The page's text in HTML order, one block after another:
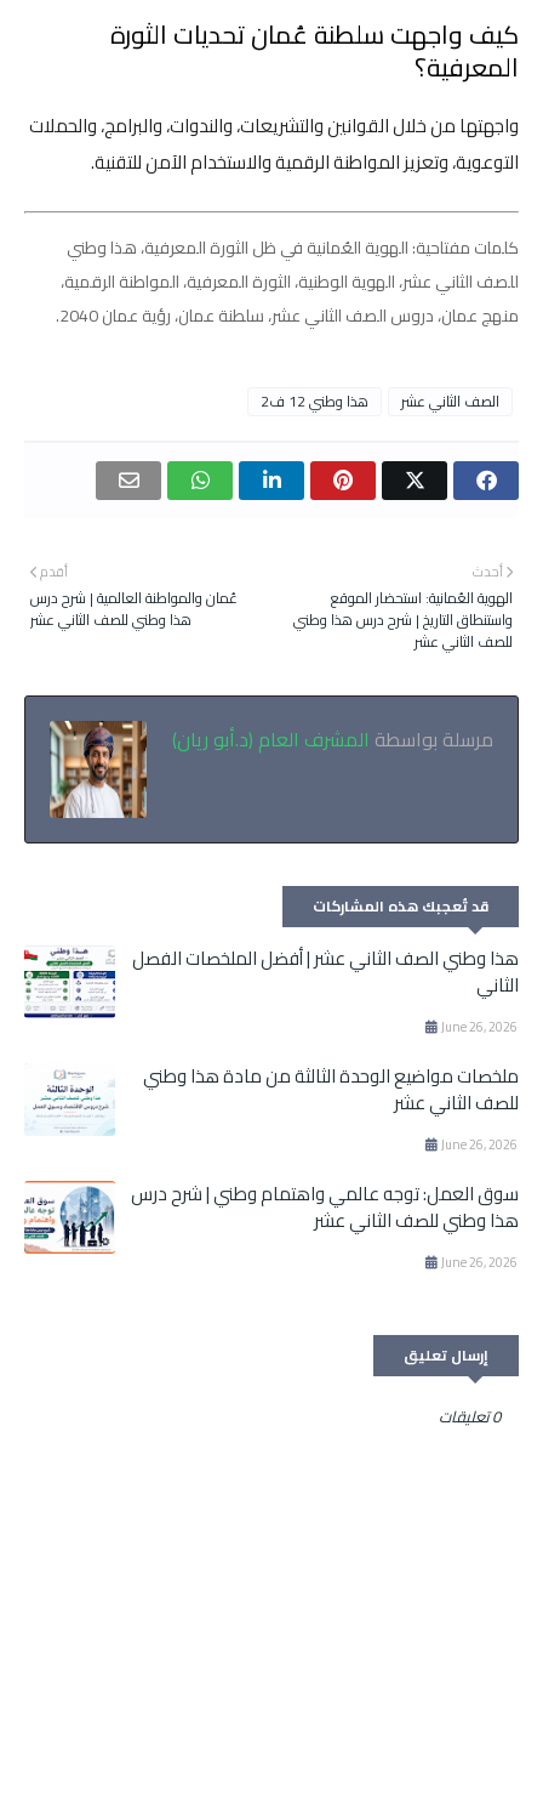
كيف واجهت سلطنة عُمان تحديات الثورة
المعرفية؟
واجهتها من خلال القوانين والتشريعات، والندوات، والبرامج، والحملات
التوعوية، وتعزيز المواطنة الرقمية والاستخدام الآمن للتقنية.
كلمات مفتاحية: الهوية العُمانية في ظل الثورة المعرفية، هذا وطني
للصف الثاني عشر، الهوية الوطنية، الثورة المعرفية، المواطنة الرقمية،
منهج عمان، دروس الصف الثاني عشر، سلطنة عمان، رؤية عمان 2040.
الصف الثاني عشر هذا وطني 12 ف2
أحدث
الهوية العُمانية: استحضار الموقع
واستنطاق التاريخ | شرح درس هذا وطني
للصف الثاني عشر
أقدم
عُمان والمواطنة العالمية | شرح درس
هذا وطني للصف الثاني عشر
مرسلة بواسطة المشرف العام (د.أبو ريان)
قد تُعجبك هذه المشاركات
هذا وطني الصف الثاني عشر | أفضل الملخصات الفصل
الثاني
June 26, 2026
ملخصات مواضيع الوحدة الثالثة من مادة هذا وطني
للصف الثاني عشر
June 26, 2026
سوق العمل: توجه عالمي واهتمام وطني | شرح درس
هذا وطني للصف الثاني عشر
June 26, 2026
إرسال تعليق
0 تعليقات